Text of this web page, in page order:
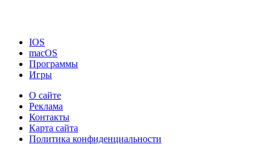
IOS
macOS
Программы
Игры
О сайте
Реклама
Контакты
Карта сайта
Политика конфиденциальности